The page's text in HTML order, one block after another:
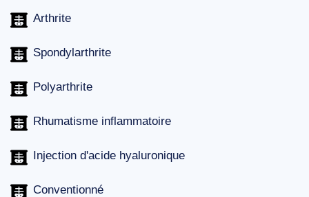
Arthrite
Spondylarthrite
Polyarthrite
Rhumatisme inflammatoire
Injection d'acide hyaluronique
Conventionné